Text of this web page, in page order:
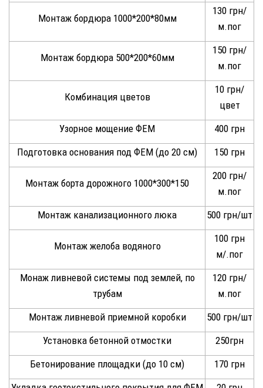
Монтаж бордюра 1000*200*80мм
130 грн/
м.пог
Монтаж бордюра 500*200*60мм
150 грн/
м.пог
Комбинация цветов
10 грн/
цвет
Узорное мощение ФЕМ
400 грн
Подготовка основания под ФЕМ (до 20 см)
150 грн
Монтаж борта дорожного 1000*300*150
200 грн/
м.пог
Монтаж канализационного люка
500 грн/шт
Монтаж желоба водяного
100 грн
м/.пог
Монаж ливневой системы под землей, по
трубам
120 грн/
м.пог
Монтаж ливневой приемной коробки
500 грн/шт
Установка бетонной отмостки
250грн
Бетонирование площадки (до 10 см)
170 грн